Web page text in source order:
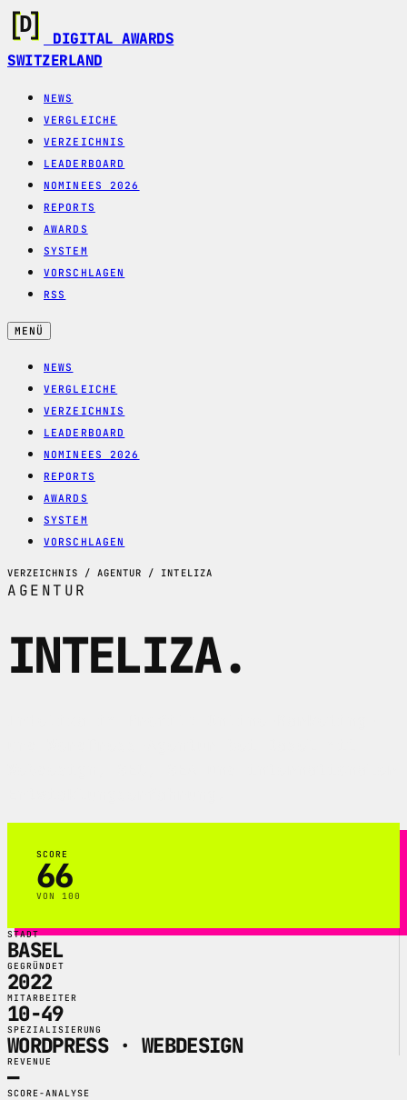
DIGITAL AWARDS
SWITZERLAND
NEWS
VERGLEICHE
VERZEICHNIS
LEADERBOARD
NOMINEES 2026
REPORTS
AWARDS
SYSTEM
VORSCHLAGEN
RSS
MENÜ
NEWS
VERGLEICHE
VERZEICHNIS
LEADERBOARD
NOMINEES 2026
REPORTS
AWARDS
SYSTEM
VORSCHLAGEN
VERZEICHNIS / AGENTUR / INTELIZA
AGENTUR
INTELIZA.
SCORE
66
VON 100
STADT
BASEL
GEGRÜNDET
2022
MITARBEITER
10-49
SPEZIALISIERUNG
WORDPRESS · WEBDESIGN
REVENUE
—
SCORE-ANALYSE